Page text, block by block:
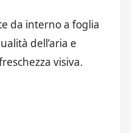
da interno a foglia
dell’aria e
visiva.